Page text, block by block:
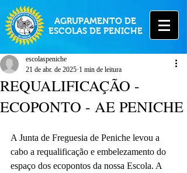
AGRUPAMENTO DE
ESCOLAS DE PENICHE
REQUALIFICAÇÃO -
ECOPONTO - AE PENICHE
escolaspeniche
21 de abr. de 2025 1 min de leitura
A Junta de Freguesia de Peniche levou a
cabo a requalificação e embelezamento do
espaço dos ecopontos da nossa Escola. A